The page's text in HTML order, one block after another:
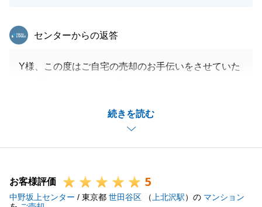
続きを読む
東急リバブル
センターからの返答
Y様、この度はご自宅の売却のお手伝いをさせていた
ないという事が続きご不安もお持ちだったかと思いま
すが、Y様とご相談・打ち合わせを行いながら、二人
三脚で無事ご成約へ至る事が出来ました。改めてお礼
不動産の事で私でお力になれる事があれば全力でお手
伝いさせていただきますので、是非ご紹介下さい。
お客様評価 5
中野坂上センター / 東京都 世田谷区 （ 上北沢駅）の マンション